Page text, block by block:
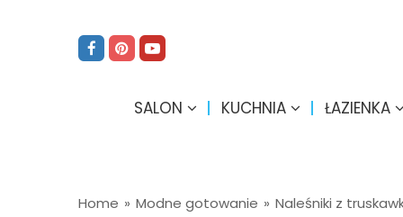
SALON KUCHNIA ŁAZIENKA
Home » Modne gotowanie » Naleśniki z